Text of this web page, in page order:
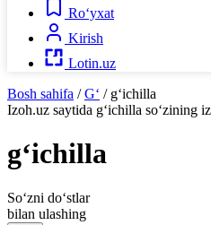
Ro‘yxat
Kirish
Lotin.uz
Bosh sahifa / G‘ / g‘ichilla
Izoh.uz saytida g‘ichilla so‘zining
g‘ichilla
So‘zni do‘stlar
bilan ulashing